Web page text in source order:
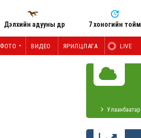
Дэлхийн адууны өдөр 7 хоногийн тойм
ФОТО ВИДЕО ЯРИЛЦЛАГА LIVE
Улаанбаатар